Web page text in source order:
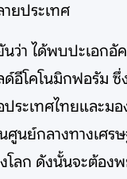
ยประเทศ
ว่า ได้พบปะเอกอั
ด์อีโคโนมิกฟอรัม ซึ่
ประเทศไทยและม
ศูนย์กลางทางเศร
โลก ดังนั้นจะต้อง